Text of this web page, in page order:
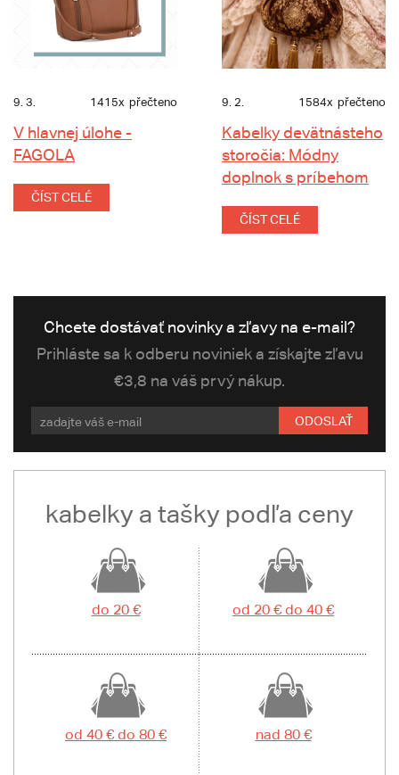
9. 3. 1415x přečteno
V hlavnej úlohe -
FAGOLA
ČÍST CELÉ
9. 2. 1584x přečteno
Kabelky devätnásteho
storočia: Módny
doplnok s príbehom
ČÍST CELÉ
Chcete dostávať novinky a zľavy na e-mail?
Prihláste sa k odberu noviniek a získajte zľavu
€3,8 na váš prvý nákup.
ODOSLAŤ
kabelky a tašky podľa ceny
do 20 € od 20 € do 40 €
od 40 € do 80 € nad 80 €